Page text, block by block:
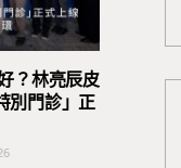
？林亮辰皮
別門診」正